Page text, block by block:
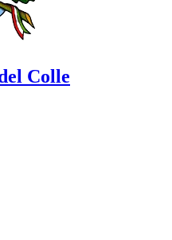
Colle